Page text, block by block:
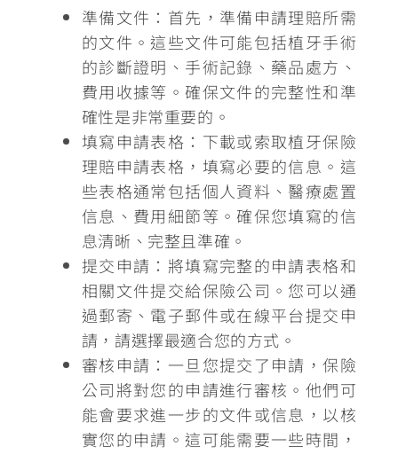
準備文件： 首先，準備申請理賠所需
的文件。這些文件可能包括植牙手術
的診斷證明、手術記錄、藥品處方、
費用收據等。確保文件的完整性和準
確性是非常重要的。
填寫申請表格： 下載或索取植牙保險
理賠申請表格，填寫必要的信息。這
些表格通常包括個人資料、醫療處置
信息、費用細節等。確保您填寫的信
息清晰、完整且準確。
提交申請： 將填寫完整的申請表格和
相關文件提交給保險公司。您可以通
過郵寄、電子郵件或在線平台提交申
請，請選擇最適合您的方式。
審核申請： 一旦您提交了申請，保險
公司將對您的申請進行審核。他們可
能會要求進一步的文件或信息，以核
實您的申請。這可能需要一些時間，